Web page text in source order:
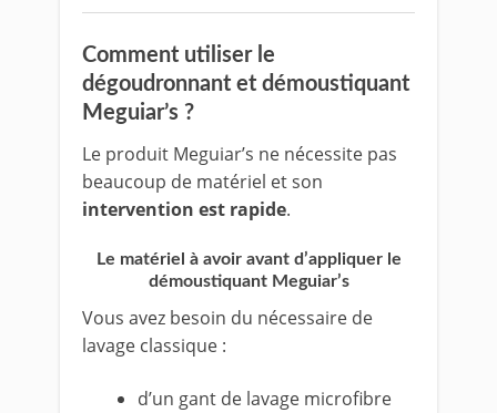
Comment utiliser le
dégoudronnant et démoustiquant
Meguiar’s ?
Le produit Meguiar’s ne nécessite pas
beaucoup de matériel et son
intervention est rapide.
Le matériel à avoir avant d’appliquer le
démoustiquant Meguiar’s
Vous avez besoin du nécessaire de
lavage classique :
d’un gant de lavage microfibre